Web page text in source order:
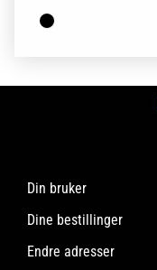
Din bruker
Dine bestillinger
Endre adresser